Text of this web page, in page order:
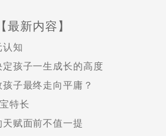
【最新内容】
知
孩子一生成长的高度
子最终走向平庸？
特长
赋面前不值一提